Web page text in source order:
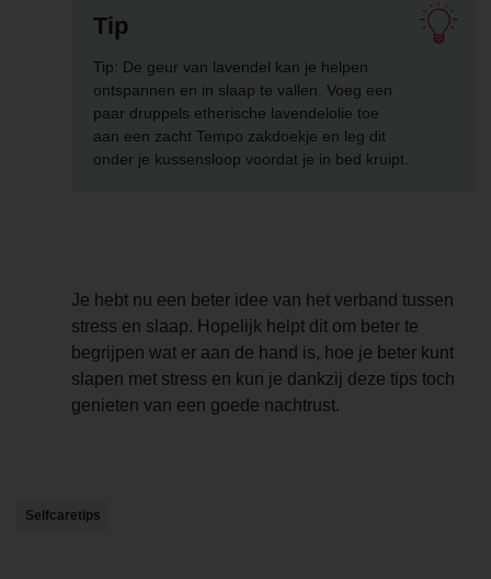
Tip
Tip: De geur van lavendel kan je helpen
ontspannen en in slaap te vallen. Voeg een
paar druppels etherische lavendelolie toe
aan een zacht Tempo zakdoekje en leg dit
onder je kussensloop voordat je in bed kruipt.
Je hebt nu een beter idee van het verband tussen
stress en slaap. Hopelijk helpt dit om beter te
begrijpen wat er aan de hand is, hoe je beter kunt
slapen met stress en kun je dankzij deze tips toch
genieten van een goede nachtrust.
Selfcaretips